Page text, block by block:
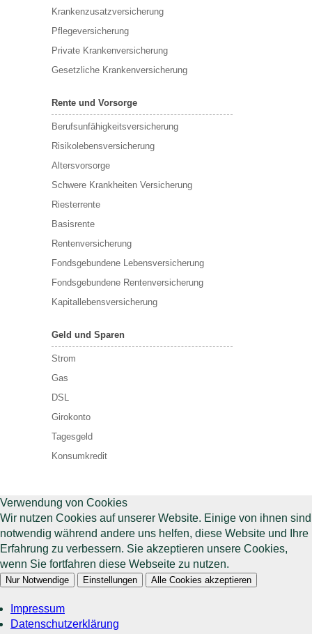
Krankenzusatzversicherung
Pflegeversicherung
Private Krankenversicherung
Gesetzliche Krankenversicherung
Rente und Vorsorge
Berufs­unfähigkeitsversicherung
Risikolebensversicherung
Altersvorsorge
Schwere Krankheiten Versicherung
Riesterrente
Basisrente
Rentenversicherung
Fondsgebundene Lebensversicherung
Fondsgebundene Rentenversicherung
Kapitallebensversicherung
Geld und Sparen
Strom
Gas
DSL
Girokonto
Tagesgeld
Konsumkredit
Verwendung von Cookies
Wir nutzen Cookies auf unserer Website. Einige von ihnen sind
notwendig während andere uns helfen, diese Website und Ihre
Erfahrung zu verbessern. Sie akzeptieren unsere Cookies,
wenn Sie fortfahren diese Webseite zu nutzen.
Nur Notwendige Einstellungen Alle Cookies akzeptieren
Impressum
Datenschutzerklärung